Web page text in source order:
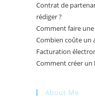
Contrat de
rédiger ?
Comment faire
Combien coûte un
Facturation
Comment créer
About Me